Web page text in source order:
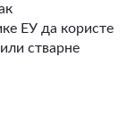
ЕУ да користе
стварне